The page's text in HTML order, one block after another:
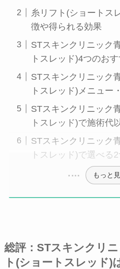
糸リフト(ショートス
徴や得られる効果
STスキンクリニック
トスレッド)4つのお
STスキンクリニック
トスレッド)メニュー
STスキンクリニック
トスレッド)で施術代
STスキンクリニック
トスレッド)で選べる
もっと
総評：STスキンクリ
ト(ショートスレッド)